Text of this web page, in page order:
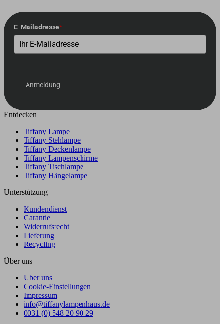
E-Mailadresse*
Anmeldung
Entdecken
Tiffany Lampe
Tiffany Stehlampe
Tiffany Deckenlampe
Tiffany Lampenschirme
Tiffany Tischlampe
Tiffany Hängelampe
Unterstützung
Kundendienst
Garantie
Widerrufsrecht
Lieferung
Recycling
Über uns
Uber uns
Cookie-Einstellungen
Impressum
info@tiffanylampenhaus.de
0031 (0) 548 20 90 29